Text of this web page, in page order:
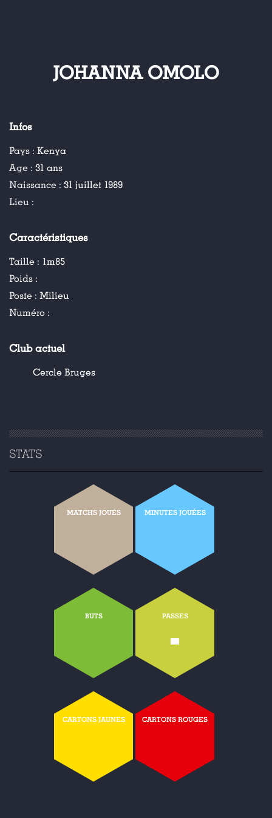
JOHANNA OMOLO
Infos
Pays : Kenya
Age : 31 ans
Naissance : 31 juillet 1989
Lieu :
Caractéristiques
Taille : 1m85
Poids :
Poste : Milieu
Numéro :
Club actuel
Cercle Bruges
STATS
MATCHS JOUÉS MINUTES JOUÉES
BUTS PASSES
-
CARTONS JAUNES CARTONS ROUGES